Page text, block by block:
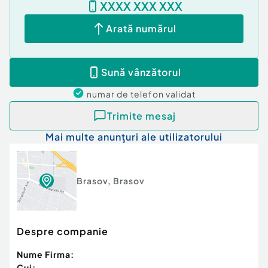
XXXX XXX XXX
Arată numărul
Sună vânzătorul
numar de telefon validat
Trimite mesaj
Mai multe anunțuri ale utilizatorului
Brasov, Brasov
Despre companie
Nume Firma: